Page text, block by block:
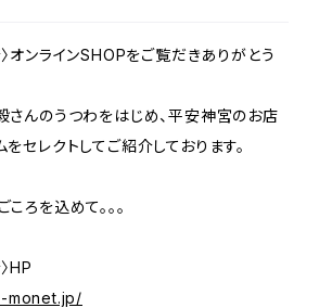
オンラインSHOPをご覧だきありがとう
さんのうつわをはじめ、平安神宮のお店
セレクトしてご紹介しております。
ろを込めて。。。
HP
monet.jp/